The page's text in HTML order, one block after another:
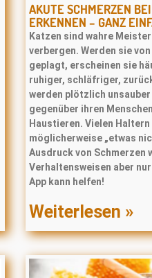
AKUTE SCHMERZEN
ERKENNEN – GANZ
Katzen sind wahre
verbergen. Werden sie
geplagt, erscheinen sie
ruhiger, schläfriger,
werden plötzlich
gegenüber ihren
Haustieren. Vielen
möglicherweise „etwas
Ausdruck von Schmerzen
Verhaltensweisen aber
App kann helfen!
Weiterlesen »